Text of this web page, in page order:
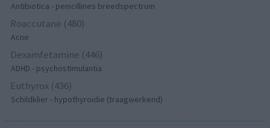
Antibiotica - penicillines breedspectrum
Roaccutane (480)
Acne
Dexamfetamine (446)
ADHD - psychostimulantia
Euthyrox (436)
Schildklier - hypothyroidie (traagwerkend)